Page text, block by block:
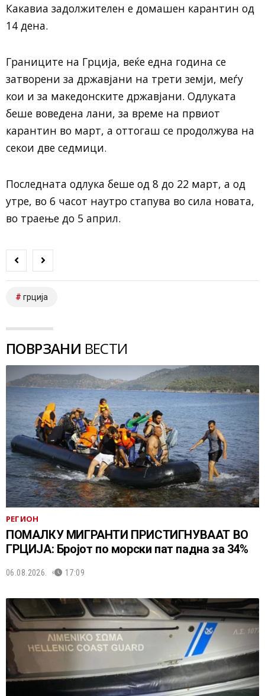
Какавиа задолжителен е домашен карантин од
14 дена.
Границите на Грција, веќе една година се
затворени за државјани на трети земји, меѓу
кои и за македонските државјани. Одлуката
беше воведена лани, за време на првиот
карантин во март, а оттогаш се продолжува на
секои две седмици.
Последната одлука беше од 8 до 22 март, а од
утре, во 6 часот наутро стапува во сила новата,
во траење до 5 април.
грција
ПОВРЗАНИ ВЕСТИ
РЕГИОН
ПОМАЛКУ МИГРАНТИ ПРИСТИГНУВААТ ВО
ГРЦИЈА: Бројот по морски пат падна за 34%
06.08.2026. 17:09